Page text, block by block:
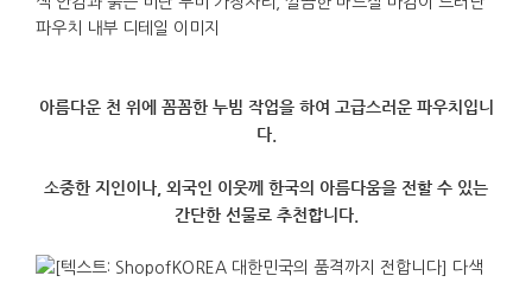
아름다운 천 위에 꼼꼼한 누빔 작업을 하여 고급스러운 파우치입니
다.
소중한 지인이나, 외국인 이웃께 한국의 아름다움을 전할 수 있는
간단한 선물로 추천합니다.